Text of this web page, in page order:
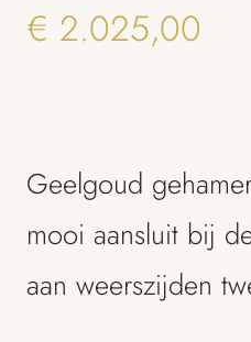
€ 2.025,00
Geelgoud
mooi aansluit bij
aan weerszijden